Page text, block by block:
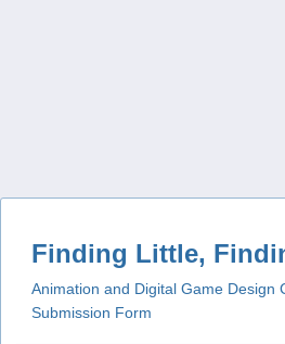
Finding Little,
Animation and Digital Game Design
Submission Form